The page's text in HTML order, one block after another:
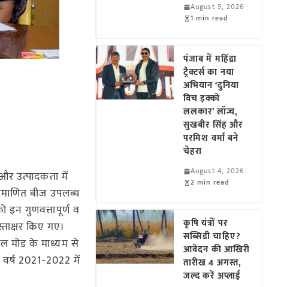
उत्पादकता में
बीज उपलब्ध
इन गुणवत्तापूर्ण व
किए गए।
मोड के माध्यम से
वर्ष 2021-2022 में
August 5, 2026
1 min read
पंजाब में महिंद्रा
ट्रैक्टर्स का नया
अभियान ‘दुनिया
विच इक्को
ललकार’ लॉन्च,
सुखबीर सिंह और
परमिश वर्मा बने
चेहरा
August 4, 2026
2 min read
कृषि यंत्रों पर
सब्सिडी चाहिए?
आवेदन की आखिरी
तारीख 4 अगस्त,
जल्द करें अप्लाई